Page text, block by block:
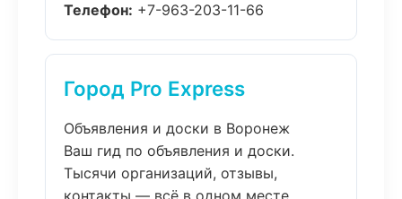
Телефон: +7-963-203-11-66
Город Pro Express
Объявления и доски в Воронеж
Ваш гид по объявления и доски.
Тысячи организаций, отзывы,
контакты — всё в одном месте....